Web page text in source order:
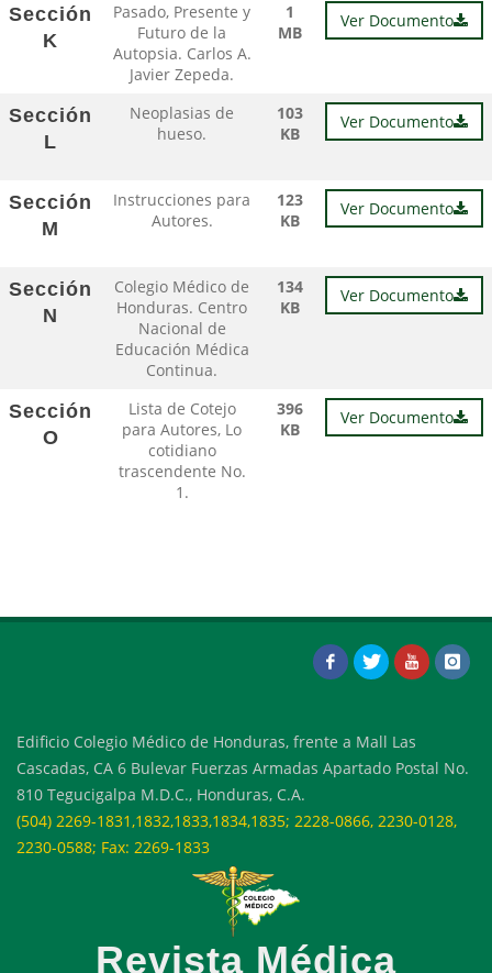
Sección
K
Pasado, Presente y
Futuro de la
Autopsia. Carlos A.
Javier Zepeda.
1
MB
Ver Documento
Sección
L
Neoplasias de
hueso.
103
KB
Ver Documento
Sección
M
Instrucciones para
Autores.
123
KB
Ver Documento
Sección
N
Colegio Médico de
Honduras. Centro
Nacional de
Educación Médica
Continua.
134
KB
Ver Documento
Sección
O
Lista de Cotejo
para Autores, Lo
cotidiano
trascendente No.
1.
396
KB
Ver Documento
Edificio Colegio Médico de Honduras, frente a Mall Las
Cascadas, CA 6 Bulevar Fuerzas Armadas Apartado Postal No.
810 Tegucigalpa M.D.C., Honduras, C.A.
(504) 2269-1831,1832,1833,1834,1835; 2228-0866, 2230-0128,
2230-0588; Fax: 2269-1833
Revista Médica